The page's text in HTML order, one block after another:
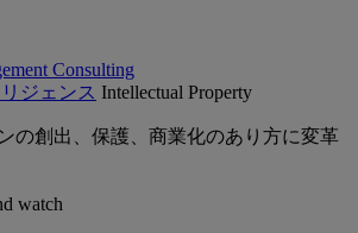
Consulting
ジェンス Intellectual Property
の創出、保護、商業化のあり方に変革
watch